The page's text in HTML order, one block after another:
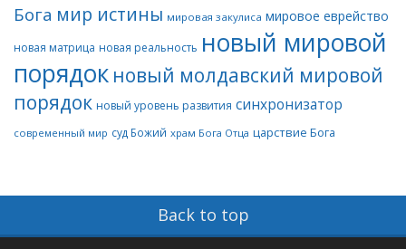
Бога мир истины мировая закулиса мировое еврейство
новая матрица новая реальность новый мировой
порядок новый молдавский мировой
порядок новый уровень развития синхронизатор
современный мир суд Божий храм Бога Отца царствие Бога
Back to top